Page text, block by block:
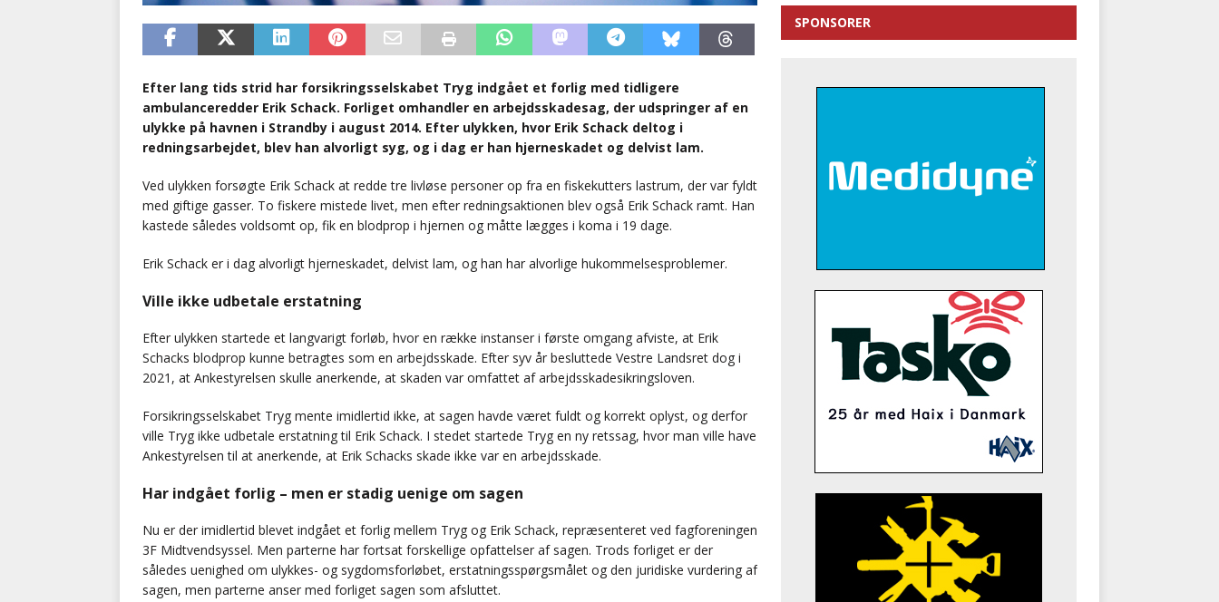
Efter lang tids strid har forsikringsselskabet Tryg indgået et forlig med tidligere
ambulanceredder Erik Schack. Forliget omhandler en arbejdsskadesag, der udspringer af en
ulykke på havnen i Strandby i august 2014. Efter ulykken, hvor Erik Schack deltog i
redningsarbejdet, blev han alvorligt syg, og i dag er han hjerneskadet og delvist lam.
Ved ulykken forsøgte Erik Schack at redde tre livløse personer op fra en fiskekutters lastrum, der var fyldt
med giftige gasser. To fiskere mistede livet, men efter redningsaktionen blev også Erik Schack ramt. Han
kastede således voldsomt op, fik en blodprop i hjernen og måtte lægges i koma i 19 dage.
Erik Schack er i dag alvorligt hjerneskadet, delvist lam, og han har alvorlige hukommelsesproblemer.
Ville ikke udbetale erstatning
Efter ulykken startede et langvarigt forløb, hvor en række instanser i første omgang afviste, at Erik
Schacks blodprop kunne betragtes som en arbejdsskade. Efter syv år besluttede Vestre Landsret dog i
2021, at Ankestyrelsen skulle anerkende, at skaden var omfattet af arbejdsskadesikringsloven.
Forsikringsselskabet Tryg mente imidlertid ikke, at sagen havde været fuldt og korrekt oplyst, og derfor
ville Tryg ikke udbetale erstatning til Erik Schack. I stedet startede Tryg en ny retssag, hvor man ville have
Ankestyrelsen til at anerkende, at Erik Schacks skade ikke var en arbejdsskade.
Har indgået forlig – men er stadig uenige om sagen
Nu er der imidlertid blevet indgået et forlig mellem Tryg og Erik Schack, repræsenteret ved fagforeningen
3F Midtvendsyssel. Men parterne har fortsat forskellige opfattelser af sagen. Trods forliget er der
således uenighed om ulykkes- og sygdomsforløbet, erstatningsspørgsmålet og den juridiske vurdering af
sagen, men parterne anser med forliget sagen som afsluttet.
SPONSORER